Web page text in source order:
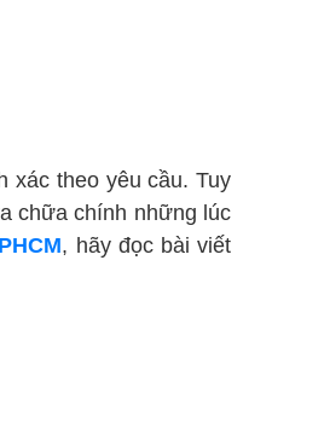
theo yêu cầu. Tuy
chữa chính những lúc
, hãy đọc bài viết